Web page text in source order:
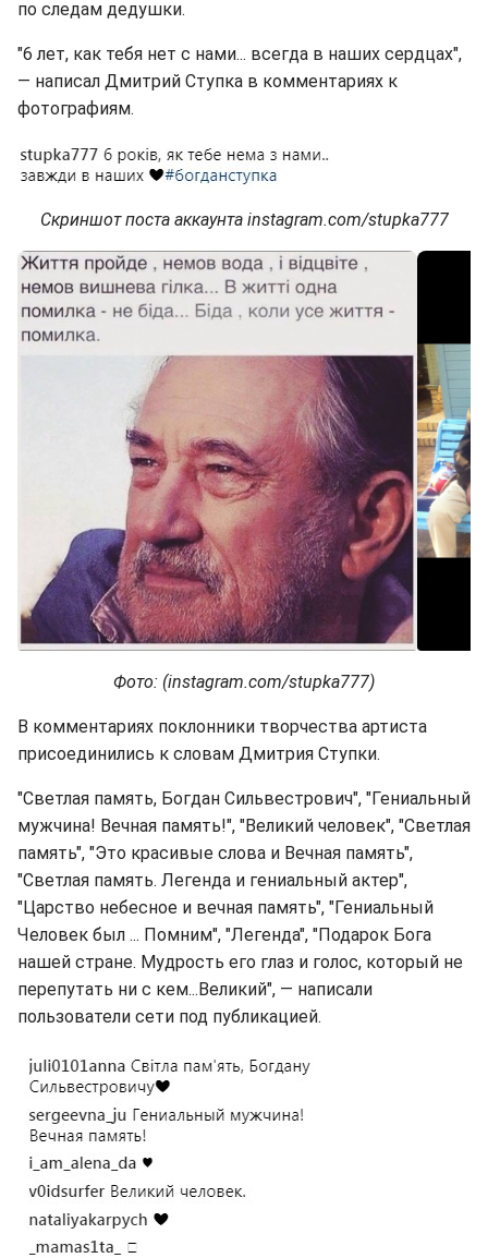
по следам дедушки.
"6 лет, как тебя нет с нами... всегда в наших сердцах",
— написал Дмитрий Ступка в комментариях к
фотографиям.
Скриншот поста аккаунта instagram.com/stupka777
Фото: (instagram.com/stupka777)
В комментариях поклонники творчества артиста
присоединились к словам Дмитрия Ступки.
"Светлая память, Богдан Сильвестрович", "Гениальный
мужчина! Вечная память!", "Великий человек", "Светлая
память", "Это красивые слова и Вечная память",
"Светлая память. Легенда и гениальный актер",
"Царство небесное и вечная память", "Гениальный
Человек был ... Помним", "Легенда", "Подарок Бога
нашей стране. Мудрость его глаз и голос, который не
перепутать ни с кем...Великий", — написали
пользователи сети под публикацией.